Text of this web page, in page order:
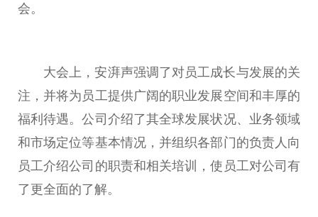
会。
大会上，安湃声强调了对员工成长与发展的关
注，并将为员工提供广阔的职业发展空间和丰厚的
福利待遇。公司介绍了其全球发展状况、业务领域
和市场定位等基本情况，并组织各部门的负责人向
员工介绍公司的职责和相关培训，使员工对公司有
了更全面的了解。